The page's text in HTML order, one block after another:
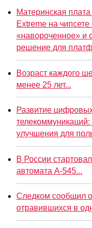
Материнская
Extreme на
«навороченное» и
решение для
Возраст каждого
менее 25 лет...
Развитие
улучшения для
В России
автомата А-545...
Следком сообщил о
отравившихся в